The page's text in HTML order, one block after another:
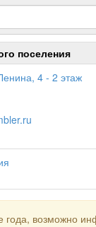
поселения
4 - 2 этаж
года, возможно